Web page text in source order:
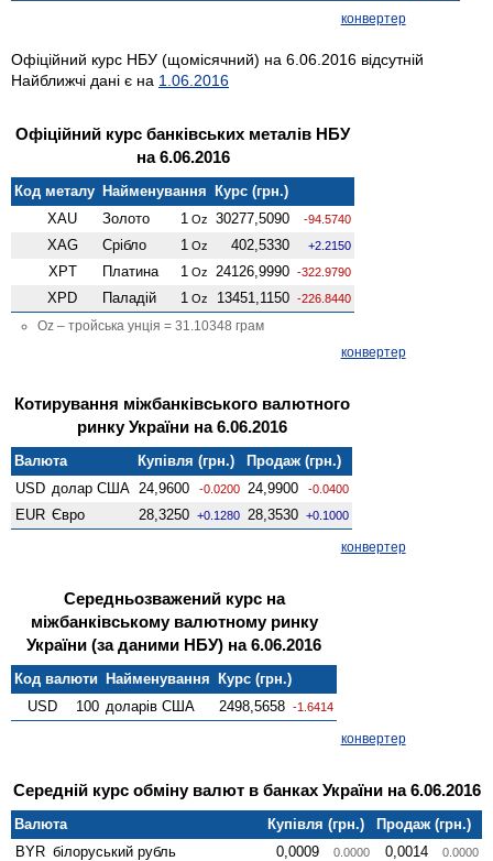
конвертер
Офіційний курс НБУ (щомісячний) на 6.06.2016 відсутній
Найближчі дані є на 1.06.2016
Офіційний курс банківських металів НБУ
на 6.06.2016
Код металу Найменування Курс (грн.)
XAU
Золото 1 Oz 30277,5090 -94.5740
XAG Срібло 1 Oz 402,5330 +2.2150
XPT Платина 1 Oz 24126,9990 -322.9790
XPD Паладій 1 Oz 13451,1150 -226.8440
Oz – тройська унція = 31.10348 грам
конвертер
Котирування міжбанківського валютного
ринку України на 6.06.2016
Валюта Купівля (грн.)
Продаж (грн.)
USD долар США 24,9600 -0.0200 24,9900 -0.0400
EUR Євро 28,3250 +0.1280 28,3530 +0.1000
конвертер
Середньозважений курс на
міжбанківському валютному ринку
України (за даними НБУ) на 6.06.2016
Код валюти Найменування Курс (грн.)
USD
100 доларів США 2498,5658 -1.6414
конвертер
Середній курс обміну валют в банках України на 6.06.2016
Валюта Купівля (грн.)
Продаж (грн.)
BYR білоруський рубль 0,0009 0.0000 0,0014 0.0000